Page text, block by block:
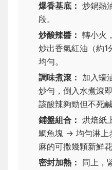
爆香基底： 炒鍋熱
段。
炒酸辣醬： 轉小火
炒出香氣紅油（約1
均勻。
調味煮滾： 加入蠔
炒勻，倒入水煮滾
該酸辣夠勁但不死
鋪盤組合： 烘焙紙
鯛魚塊 → 均勻淋上
麻的可撒幾顆新鮮
密封加熱： 同上，